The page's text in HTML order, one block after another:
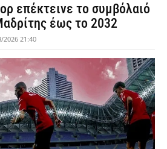
επέκτεινε το συμβόλαιό
έως το 2032
2026 21:40